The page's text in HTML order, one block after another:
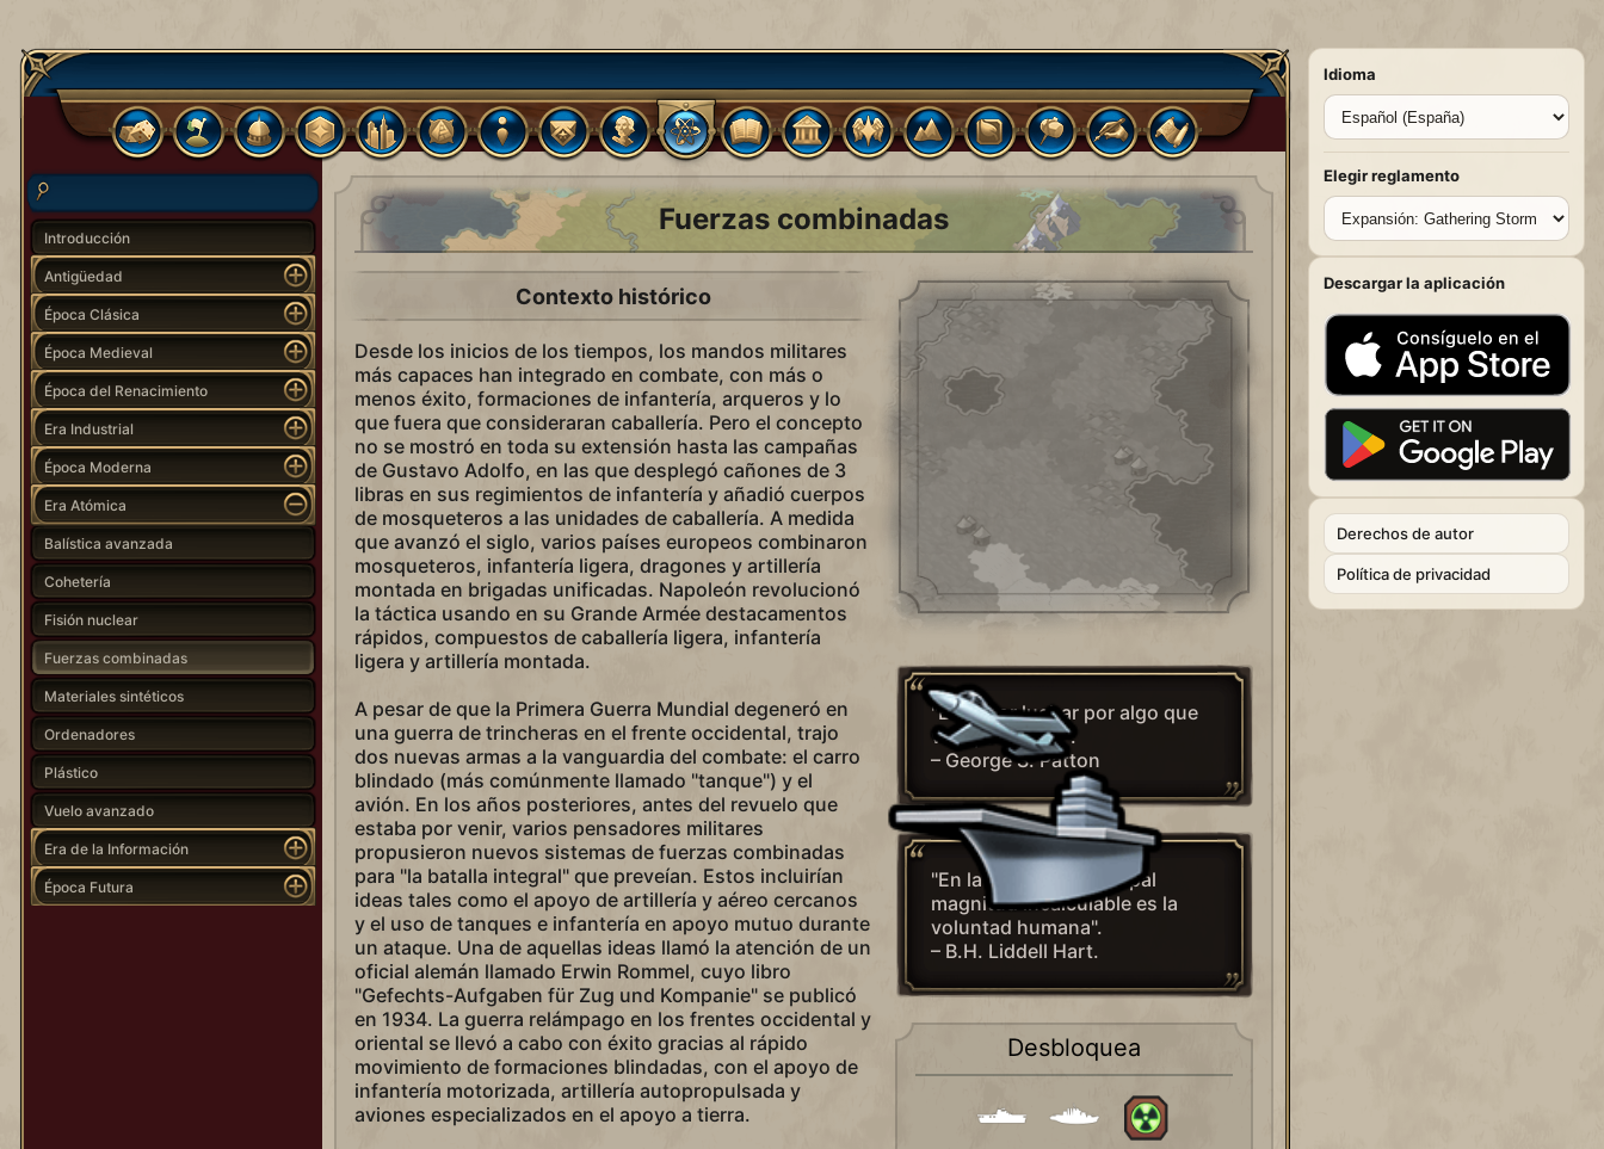
Introducción
Antigüedad
Época Clásica
Época Medieval
Época del Renacimiento
Era Industrial
Época Moderna
Era Atómica
Balística avanzada
Cohetería
Fisión nuclear
Fuerzas combinadas
Materiales sintéticos
Ordenadores
Plástico
Vuelo avanzado
Era de la Información
Época Futura
Fuerzas combinadas
Contexto histórico
Desde los inicios de los tiempos, los mandos militares
más capaces han integrado en combate, con más o
menos éxito, formaciones de infantería, arqueros y lo
que fuera que consideraran caballería. Pero el concepto
no se mostró en toda su extensión hasta las campañas
de Gustavo Adolfo, en las que desplegó cañones de 3
libras en sus regimientos de infantería y añadió cuerpos
de mosqueteros a las unidades de caballería. A medida
que avanzó el siglo, varios países europeos combinaron
mosqueteros, infantería ligera, dragones y artillería
montada en brigadas unificadas. Napoleón revolucionó
la táctica usando en su Grande Armée destacamentos
rápidos, compuestos de caballería ligera, infantería
ligera y artillería montada.
A pesar de que la Primera Guerra Mundial degeneró en
una guerra de trincheras en el frente occidental, trajo
dos nuevas armas a la vanguardia del combate: el carro
blindado (más comúnmente llamado "tanque") y el
avión. En los años posteriores, antes del revuelo que
estaba por venir, varios pensadores militares
propusieron nuevos sistemas de fuerzas combinadas
para "la batalla integral" que preveían. Estos incluirían
ideas tales como el apoyo de artillería y aéreo cercanos
y el uso de tanques e infantería en apoyo mutuo durante
un ataque. Una de aquellas ideas llamó la atención de un
oficial alemán llamado Erwin Rommel, cuyo libro
"Gefechts-Aufgaben für Zug und Kompanie" se publicó
en 1934. La guerra relámpago en los frentes occidental y
oriental se llevó a cabo con éxito gracias al rápido
movimiento de formaciones blindadas, con el apoyo de
infantería motorizada, artillería autopropulsada y
aviones especializados en el apoyo a tierra.
"Es mejor luchar por algo que
vivir para nada".
– George S. Patton
"En la guerra, la principal
magnitud incalculable es la
voluntad humana".
– B.H. Liddell Hart.
Desbloquea
Idioma
Elegir reglamento
Descargar la aplicación
Derechos de autor
Política de privacidad